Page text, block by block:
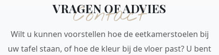
Contact
VRAGEN OF ADVIES
Wilt u kunnen voorstellen hoe de eetkamerstoelen bij
uw tafel staan, of hoe de kleur bij de vloer past? U bent